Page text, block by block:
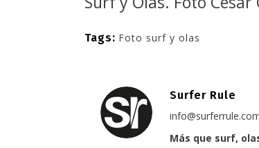
Tags: Foto surf y olas
Surfer Rule
Más que surf,